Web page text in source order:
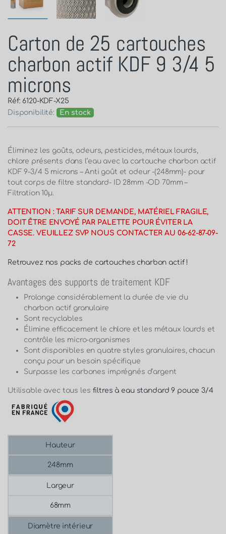
Carton de 25 cartouches
charbon actif KDF 9 3/4 5
microns
Réf: 6120-KDF-X25
Disponibilité:
En stock
Éliminez les goûts, odeurs, pesticides, métaux lourds,
chlore présents dans l’eau avec la cartouche charbon actif
KDF 9-3/4 5 microns – Anti goût et odeur -(248mm)- pour
tout corps de filtre standard- ID 28mm -OD 70mm –
Filtration 10µ.
ATTENTION : TARIF SUR DEMANDE, MATÉRIEL FRAGILE,
DOIT ÊTRE ENVOYÉ PAR PALETTE POUR ÉVITER LA
CASSE. VEUILLEZ SVP NOUS CONTACTER AU 06-62-87-09-
72
Retrouvez nos packs de cartouches charbon actif !
Avantages des supports de traitement KDF
Prolonge considérablement la durée de vie du
charbon actif granulaire
Sont recyclables
Élimine efficacement le chlore et les métaux lourds et
contrôle les micro-organismes
Sont disponibles en quatre styles granulaires, chacun
conçu pour un besoin spécifique
Surpasse les carbones imprégnés d’argent
Utilisable avec tous les filtres à eau standard 9 pouce 3/4
Hauteur
248mm
Largeur
68mm
Diamètre intérieur